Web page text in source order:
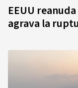
EEUU
agrava la